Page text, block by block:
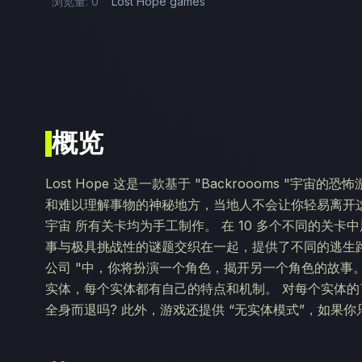
概览
Lost Hope 这是一款基于 "Backroooms "宇宙的恐怖
和难以理解事物的神秘地方，当地人不会让你轻易离
宇宙 所有关卡均为手工制作。 在 10 多个不同的关卡
事与极具挑战性的谜题交织在一起，提供了不同的逃
公司 "中，你将扮演一个角色，揭开另一个角色的故
实体，每个实体都有自己的特点和机制。 对每个实体
全身而退吗? 此外，游戏还提供 “无实体模式”，如果